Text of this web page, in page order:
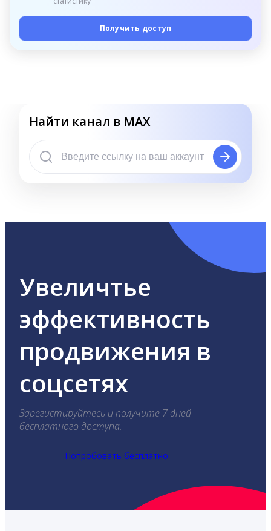
Получить доступ
Найти канал в MAX
Увеличтье
эффективность
продвижения в
соцсетях
Зарегистируйтесь и получите 7 дней
бесплатного доступа.
Попробовать бесплатно